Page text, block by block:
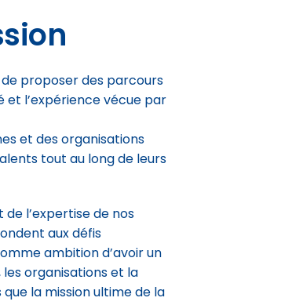
proposer des parcours
et l’expérience vécue par
et des organisations
tout au long de leurs
de l’expertise de nos
aux défis
ambition d’avoir un
organisations et la
la mission ultime de la